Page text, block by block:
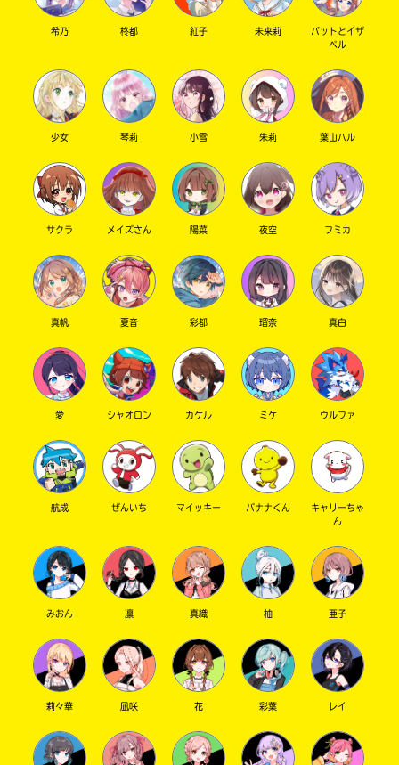
たんじょうび祝ってくれてありがとう ꒰՞⸝⸝ ɞ̴̶̷ ·̫
ɞ̴̶̷՞ ⸝⸝꒱
尊敬なんて … 私はあいちゃんの方が尊敬してる
よ ♫ ˚‧︵‿☆
だよね .ᐟ.ᐟ
リーダー 大変だもんね
あいちゃんは ２４時間 配信みた ꕀ .ᐣ.ᐣ
✎ܚ りのん ㄘԣꩢ
みれなかった
⊹ ˚.
しかも 私視力わるくて ﹏𐙚
でも . 歌声とかはしっかり聞けたからたのしか
った .ᐟ.ᐟ
「 Crazy Crazy 」 お気に入りの曲で . なま
できけてほんと感動だった ꒰ᐡ⸝⸝ɞ̴̶̷ ·̫ ɞ̴̶̷⸝⸝ᐡ⑅ ꒱
もう１つ下に返信あるからみてね ૮៸៸› ‹៸៸ྀིა
私もよかったら語りたい ໒꒰ྀི⸝⸝ᴗ ˕ ก ꒱১
セマネ ↬ シュイ
イズナ ↬ ココ
ゆーちゃんのイズナの中での好きな曲は ꕀ .ᐣ.ᐣ
✎ܚ けいねい ㄘԣꩢ
花子くん たくさん語ろう ଘ꒰ ⸝⸝ʚ̴̶̷̆ ᵕ ʚ̴̶̷̆⸝⸝꒱ଓ˚
花子くんの中で好きなキャラクターとかある ꕀ
.ᐣ.ᐣ
✎ܚ 甘恋 様
はじめまして ꕀ .ᐟ.ᐟ
希乃 柊都 紅子 未来莉
パットとイザ
ベル
少女 琴莉 小雪 朱莉 葉山ハル
サクラ メイズさん 陽菜 夜空 フミカ
真帆 夏音 彩都 瑠奈 真白
愛 シャオロン カケル ミケ ウルファ
航成 ぜんいち マイッキー バナナくん
キャリーちゃ
ん
みおん 凛 真織 柚 亜子
莉々華 凪咲 花 彩葉 レイ